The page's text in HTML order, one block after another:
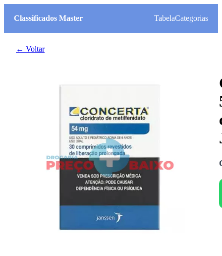
Classificados Master TabelaCategorias
← Voltar